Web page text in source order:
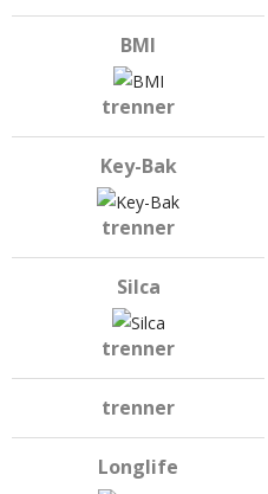
BMI
trenner
Key-Bak
trenner
Silca
trenner
trenner
Longlife